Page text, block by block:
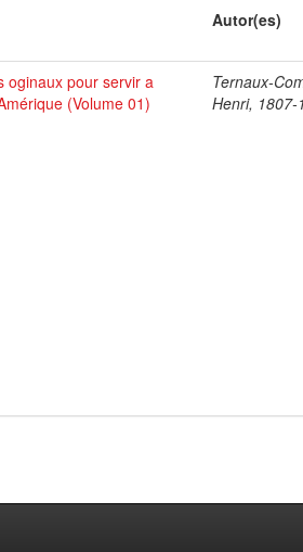
Autor(es)
oginaux pour servir a
(Volume 01)
Ternaux-
Henri, 1807-